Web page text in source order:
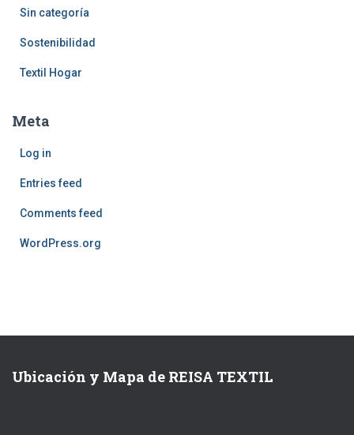
Sin categoría
Sostenibilidad
Textil Hogar
Meta
Log in
Entries feed
Comments feed
WordPress.org
Ubicación y Mapa de REISA TEXTIL